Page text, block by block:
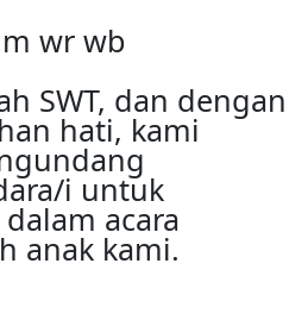
wr wb
SWT, dan dengan
hati, kami
i untuk
acara
anak kami.